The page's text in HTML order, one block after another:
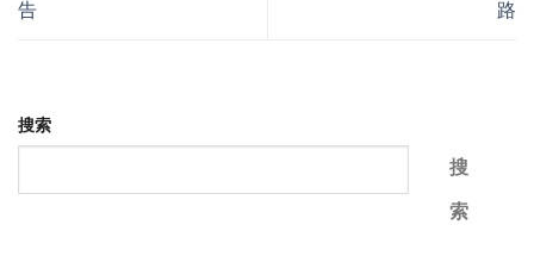
告
路
搜索
搜
索